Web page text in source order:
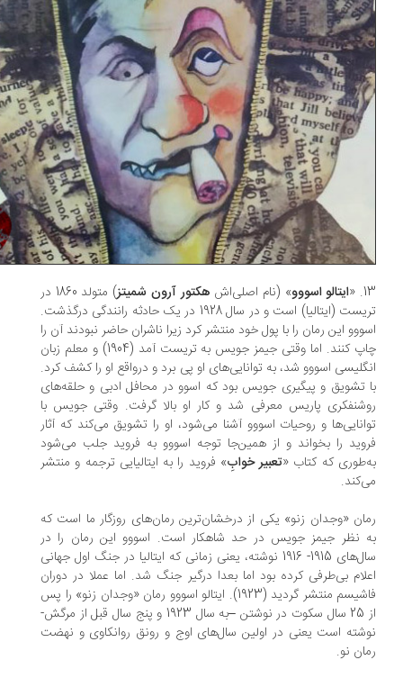
ایتالو اسووو» (نام اصلی‌اشهکتور آرون شمیتز
) متولد 1860 در
تریست (ایتالیا) است و در سال 1928 در یک حادثه رانندگی درگذشت.
این رمان را با پول خود منتشر کرد زیرا ناشران حاضر نبودند آن را
چاپ کنند. اما وقتی جیمز جویس به تریست آمد (1904) و معلم زبان
اسووو شد، به توانایی‌های او پی برد و درواقع او را کشف کرد.
تشویق و پیگیری جویس بود که اسوو در محافل ادبی و حلقه‌های
پاریس معرفی شد و کار او بالا گرفت. وقتی جویس با
و روحیات اسووو آشنا می‌شود، او را تشویق می‌کند که آثار
را بخواند و از همین‌جا توجه اسووو به فروید جلب می‌شود
که کتاب «تعبیر خوابِ» فروید را به ایتالیایی ترجمه و منتشر
«وجدان زنو» یکی از درخشان‌ترین رمان‌های روزگار ما است که
‌نظر جیمز جویس در حد شاهکار است. اسووو این رمان را در
سال‌های 1915- 1916 نوشته، یعنی زمانی که ایتالیا در جنگ اول جهانی
بی‌طرفی کرده بود اما بعدا درگیر جنگ شد. اما عملا در دوران
فاشیسم منتشر گردید (1923). ایتالو اسووو رمان «وجدان زنو» را پس
از 25 سال سکوت در نوشتن –به ‌سال 1923 و پنج سال قبل از مرگش-
است یعنی در اولین سال‌های اوج و رونق روانکاوی و نهضت
نو.